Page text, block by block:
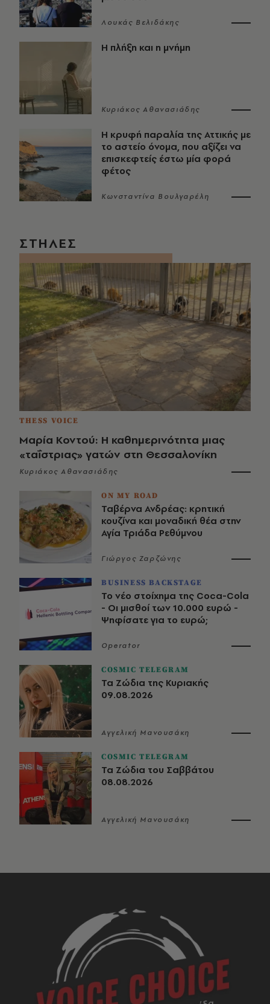
Λουκάς Βελιδάκης
Η πλήξη και η μνήμη
Κυριάκος Αθανασιάδης
Η κρυφή παραλία της Αττικής με
το αστείο όνομα, που αξίζει να
επισκεφτείς έστω μία φορά
φέτος
Κωνσταντίνα Βουλγαρέλη
ΣΤΗΛΕΣ
THESS VOICE
Μαρία Κοντού: Η καθημερινότητα μιας
«ταΐστριας» γατών στη Θεσσαλονίκη
Κυριάκος Αθανασιάδης
ON MY ROAD
Ταβέρνα Ανδρέας: κρητική
κουζίνα και μοναδική θέα στην
Αγία Τριάδα Ρεθύμνου
Γιώργος Ζαρζώνης
BUSINESS BACKSTAGE
Το νέο στοίχημα της Coca-Cola
- Οι μισθοί των 10.000 ευρώ -
Ψηφίσατε για το ευρώ;
Operator
COSMIC TELEGRAM
Τα Ζώδια της Κυριακής
09.08.2026
Αγγελική Μανουσάκη
COSMIC TELEGRAM
Τα Ζώδια του Σαββάτου
08.08.2026
Αγγελική Μανουσάκη